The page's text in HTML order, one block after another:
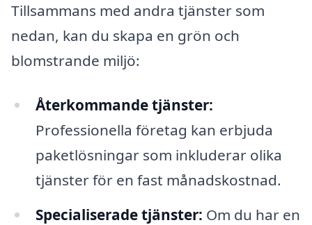
Tillsammans med andra tjänster som
nedan, kan du skapa en grön och
blomstrande miljö:
Återkommande tjänster:
Professionella företag kan erbjuda
paketlösningar som inkluderar olika
tjänster för en fast månadskostnad.
Specialiserade tjänster: Om du har en